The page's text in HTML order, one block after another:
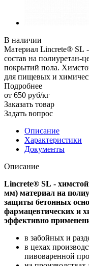
В наличии
Материал Lincrete® SL
состав на полиуретан-
покрытий пола.
для пищевых и
Подробнее
от 650 руб/кг
Заказать товар
Задать вопрос
Описание
Характеристики
Документы
Описание
Lincrete® SL -
мм) материал на
защиты бетонных
фармацевтических и
эффективно
в забойных и
в цехах
пивоваренной